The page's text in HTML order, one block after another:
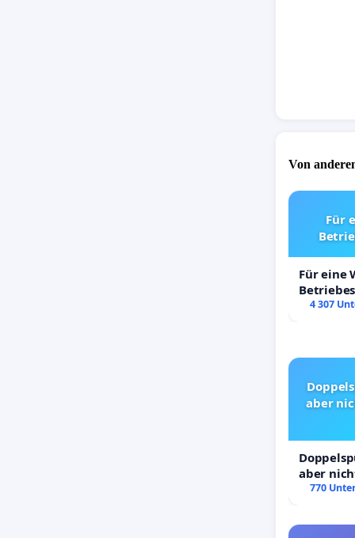
Von
Für
Für eine
4 307
aber
aber
Rechte!
770